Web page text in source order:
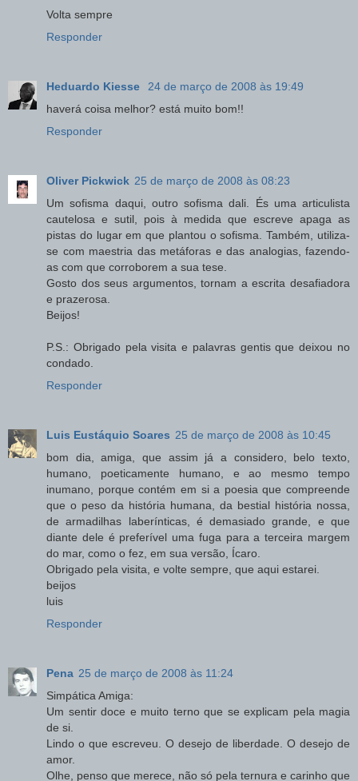
Volta sempre
Responder
Heduardo Kiesse
24 de março de 2008 às 19:49
haverá coisa melhor? está muito bom!!
Responder
Oliver Pickwick 25 de março de 2008 às 08:23
Um sofisma daqui, outro sofisma dali. És uma articulista
cautelosa e sutil, pois à medida que escreve apaga as
pistas do lugar em que plantou o sofisma. Também, utiliza-
se com maestria das metáforas e das analogias, fazendo-
as com que corroborem a sua tese.
Gosto dos seus argumentos, tornam a escrita desafiadora
e prazerosa.
Beijos!
P.S.: Obrigado pela visita e palavras gentis que deixou no
condado.
Responder
Luis Eustáquio Soares 25 de março de 2008 às 10:45
bom dia, amiga, que assim já a considero, belo texto,
humano, poeticamente humano, e ao mesmo tempo
inumano, porque contém em si a poesia que compreende
que o peso da história humana, da bestial história nossa,
de armadilhas laberínticas, é demasiado grande, e que
diante dele é preferível uma fuga para a terceira margem
do mar, como o fez, em sua versão, Ícaro.
Obrigado pela visita, e volte sempre, que aqui estarei.
beijos
luis
Responder
Pena 25 de março de 2008 às 11:24
Simpática Amiga:
Um sentir doce e muito terno que se explicam pela magia
de si.
Lindo o que escreveu. O desejo de liberdade. O desejo de
amor.
Olhe, penso que merece, não só pela ternura e carinho que